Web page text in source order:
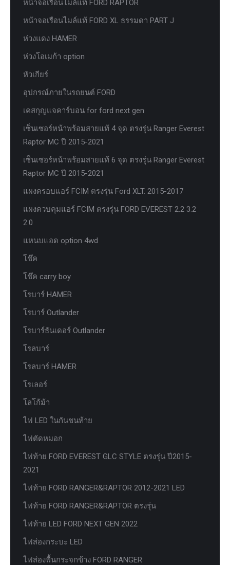
หน้าจอเรือนไมล์แท้ FORD RAPTOR
หน้าจอเรือนไมล์แท้ FORD XL ธรรมดา PART J
ห่วงแดง HAMER
ห่วงโอเมก้า option
หัวเกียร์
อุปกรณ์ภายในรถยนต์ FORD
เคสกุญแจคาร์บอน for ford next gen
เซ็นเซอร์หน้าพร้อมสายแท้ 4 จุด ตรงรุ่น Ranger Everest
Raptor MC ปี 2015-2021
เซ็นเซอร์หน้าพร้อมสายแท้ 6 จุด ตรงรุ่น Ranger Everest
Raptor MC ปี 2015-2021
แผงครอบแอร์ FCIM ตรงรุ่น Ford XLT. 2015-2017
แผงควบคุมแอร์ FCIM ตรงรุ่น FORD EVEREST 2.2 3.2
2.0
แหนบแอด option 4wd
โช๊ค
โช๊ค carry boy
โรบาร์ HAMER
โรบาร์ Outlander
โรบาร์ธันเดอร์ Outlander
โรลบาร์
โรลบาร์ HAMER
โรเลอร์
โลโก้ม้า
ไฟ LED ในกันชนท้าย
ไฟตัดหมอก
ไฟท้าย FORD EVEREST GLC STYLE ตรงรุ่น ปี2015-
2021
ไฟท้าย FORD RANGER&RAPTOR 2012-2021 LED
ไฟท้าย FORD RANGER&RAPTOR ตรงรุ่น
ไฟท้าย LED FORD NEXT GEN 2022
ไฟส่องกระบะ LED
ไฟส่องพื้นกระจกข้าง FORD RANGER